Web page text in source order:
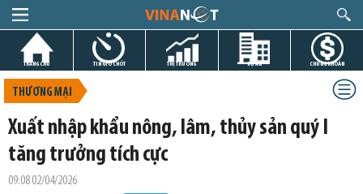
TRANG CHỦ TIN GIỜ CHÓT THỊ TRƯỜNG DỰ ÁN CHỨNG KHOÁN
THƯƠNG MẠI
Xuất nhập khẩu nông, lâm, thủy sản quý I
tăng trưởng tích cực
09:08 02/04/2026